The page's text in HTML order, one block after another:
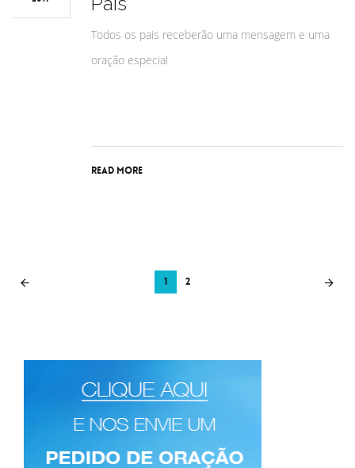
Todos os pais receberão uma mensagem e uma
oração especial
Read More
1 2